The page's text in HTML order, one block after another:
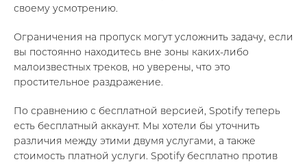
своему усмотрению.
Ограничения на пропуск могут усложнить задачу, если
вы постоянно находитесь вне зоны каких-либо
малоизвестных треков, но уверены, что это
простительное раздражение.
По сравнению с бесплатной версией, Spotify теперь
есть бесплатный аккаунт. Мы хотели бы уточнить
различия между этими двумя услугами, а также
стоимость платной услуги. Spotify бесплатно против